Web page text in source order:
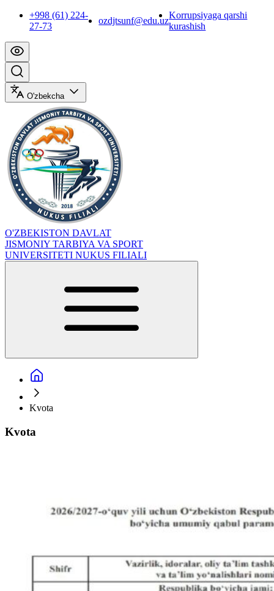
+998 (61) 224-
27-73
ozdjtsunf@edu.uz
Korrupsiyaga qarshi
kurashish
O'zbekcha
O'ZBEKISTON DAVLAT
JISMONIY TARBIYA VA SPORT
UNIVERSITETI NUKUS FILIALI
Kvota
Kvota